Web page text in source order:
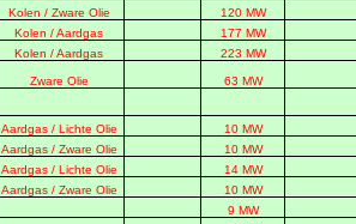
Kolen / Zware Olie 120 MW
Kolen / Aardgas 177 MW
Kolen / Aardgas 223 MW
Zware Olie 63 MW
Aardgas / Lichte Olie 10 MW
Aardgas / Zware Olie 10 MW
Aardgas / Lichte Olie 14 MW
Aardgas / Zware Olie 10 MW
9 MW